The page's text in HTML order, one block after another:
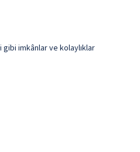
imkânlar ve kolaylıklar